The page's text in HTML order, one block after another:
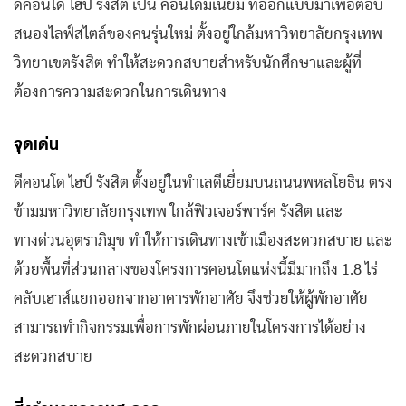
ดีคอนโด ไฮป์ รังสิต เป็น คอนโดมิเนียม ที่ออกแบบมาเพื่อตอบ
สนองไลฟ์สไตล์ของคนรุ่นใหม่ ตั้งอยู่ใกล้มหาวิทยาลัยกรุงเทพ
วิทยาเขตรังสิต ทำให้สะดวกสบายสำหรับนักศึกษาและผู้ที่
ต้องการความสะดวกในการเดินทาง
จุดเด่น
ดีคอนโด ไฮป์ รังสิต ตั้งอยู่ในทำเลดีเยี่ยมบนถนนพหลโยธิน ตรง
ข้ามมหาวิทยาลัยกรุงเทพ ใกล้ฟิวเจอร์พาร์ค รังสิต และ
ทางด่วนอุตราภิมุข ทำให้การเดินทางเข้าเมืองสะดวกสบาย และ
ด้วยพื้นที่ส่วนกลางของโครงการคอนโดแห่งนี้มีมากถึง 1.8 ไร่
คลับเฮาส์แยกออกจากอาคารพักอาศัย จึงช่วยให้ผู้พักอาศัย
สามารถทำกิจกรรมเพื่อการพักผ่อนภายในโครงการได้อย่าง
สะดวกสบาย